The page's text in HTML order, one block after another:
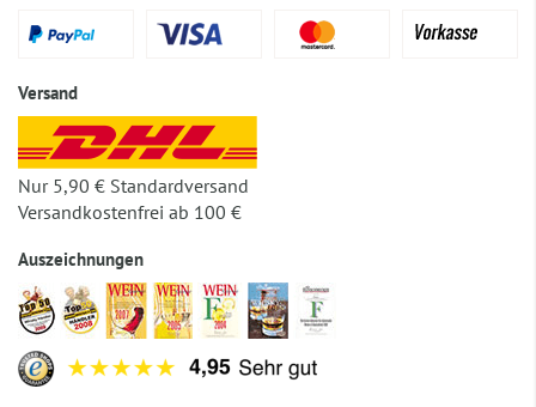
Versand
Nur 5,90 € Standardversand
Versandkostenfrei ab 100 €
Auszeichnungen